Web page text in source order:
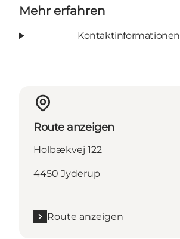
Mehr erfahren
Kontaktinformationen
Route anzeigen
Holbækvej 122
4450 Jyderup
Route anzeigen